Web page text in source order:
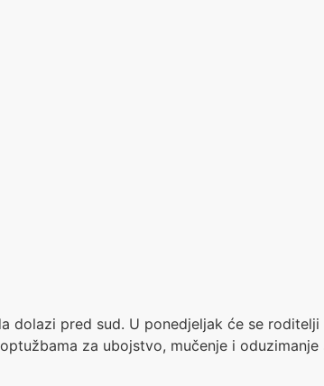
dolazi pred sud. U ponedjeljak će se
za ubojstvo, mučenje i